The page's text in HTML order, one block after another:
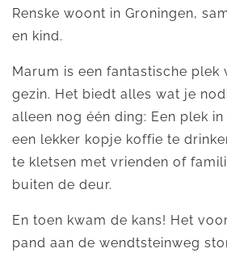
Renske woont in Groningen,
en kind.
Marum is een fantastische plek
gezin. Het biedt alles wat je
alleen nog één ding: Een plek
een lekker kopje koffie te
te kletsen met vrienden of
buiten de deur.
En toen kwam de kans! Het
pand aan de wendtsteinweg